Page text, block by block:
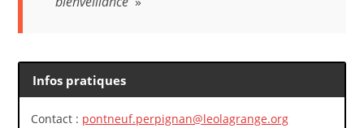
Infos pratiques
Contact : pontneuf.perpignan@leolagrange.org